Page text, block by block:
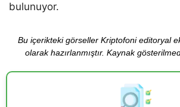
bulunuyor.
Bu içerikteki görseller Kriptofoni editoryal
olarak hazırlanmıştır. Kaynak